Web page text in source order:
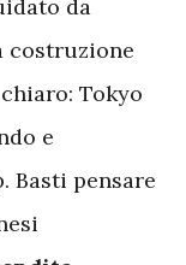
da
costruzione
Tokyo
e
Basti pensare